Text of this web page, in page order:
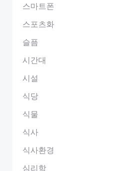
스마트폰
스포츠화
슬픔
시간대
시설
식당
식물
식사
식사환경
심리학